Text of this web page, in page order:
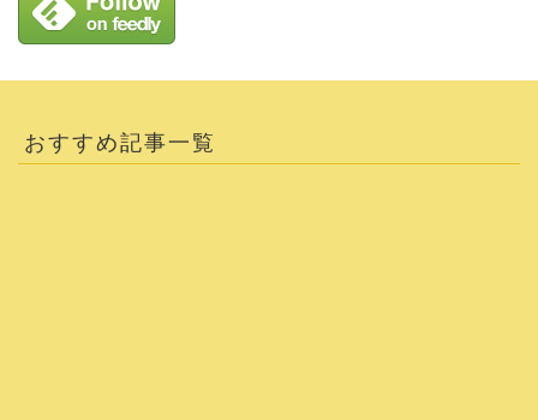
おすすめ記事一覧